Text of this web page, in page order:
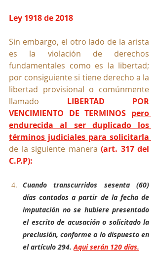
Ley 1918 de 2018
Sin embargo, el otro lado de la arista
es la violación de derechos
fundamentales como es la libertad;
por consiguiente si tiene derecho a la
libertad provisional o comúnmente
llamado LIBERTAD POR
VENCIMIENTO DE TERMINOS pero
endurecida al ser duplicado los
de la siguiente manera (art. 317 del
C.P.P):
Cuando transcurridos sesenta (60)
días contados a partir de la fecha de
imputación no se hubiere presentado
el escrito de acusación o solicitado la
preclusión, conforme a lo dispuesto en
el artículo 294. Aqui serán 120 días.